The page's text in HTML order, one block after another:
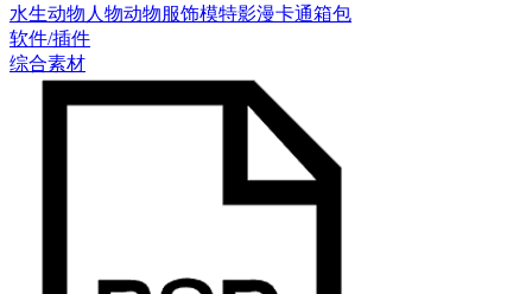
水生动物 人物动物服饰模特影漫卡通箱包
软件/插件
综合素材